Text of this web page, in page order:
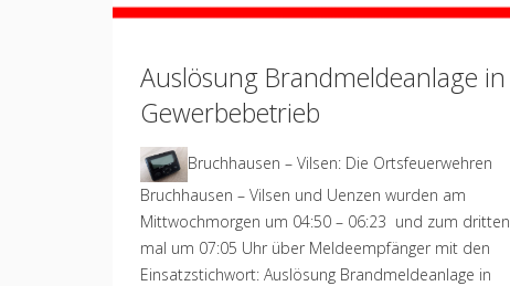
Auslösung Brandmeldeanlage in
Gewerbebetrieb
Bruchhausen – Vilsen: Die Ortsfeuerwehren
Bruchhausen – Vilsen und Uenzen wurden am
Mittwochmorgen um 04:50 – 06:23 und zum dritten
mal um 07:05 Uhr über Meldeempfänger mit den
Einsatzstichwort: Auslösung Brandmeldeanlage in